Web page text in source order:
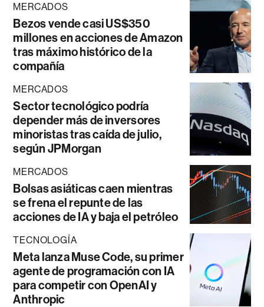
MERCADOS
Bezos vende casi US$350
millones en acciones de Amazon
tras máximo histórico de la
compañía
MERCADOS
Sector tecnológico podría
depender más de inversores
minoristas tras caída de julio,
según JPMorgan
MERCADOS
Bolsas asiáticas caen mientras
se frena el repunte de las
acciones de IA y baja el petróleo
TECNOLOGÍA
Meta lanza Muse Code, su primer
agente de programación con IA
para competir con OpenAI y
Anthropic